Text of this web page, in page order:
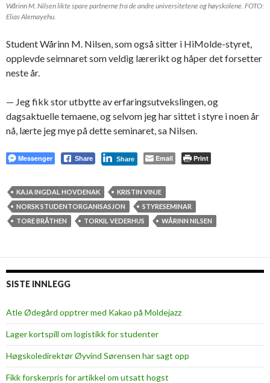
Wårinn M. Nilsen likte spare partnerne fra de andre universitetene og høyskolene. FOTO:
Elias Alemayehu.
Student Wårinn M. Nilsen, som også sitter i HiMolde-styret,
opplevde seimnaret som veldig lærerikt og håper det forsetter
neste år.
— Jeg fikk stor utbytte av erfaringsutvekslingen, og
dagsaktuelle temaene, og selvom jeg har sittet i styre i noen år
nå, lærte jeg mye på dette seminaret, sa Nilsen.
Messenger Share Share Email Print
KAJA INGDAL HOVDENAK
KRISTIN VINJE
NORSK STUDENTORGANISASJON
STYRESEMINAR
TORE BRÅTHEN
TORKIL VEDERHUS WÅRINN NILSEN
SISTE INNLEGG
Atle Ødegård opptrer med Kakao på Moldejazz
Lager kortspill om logistikk for studenter
Høgskoledirektør Øyvind Sørensen har sagt opp
Fikk forskerpris for artikkel om utsatt hogst